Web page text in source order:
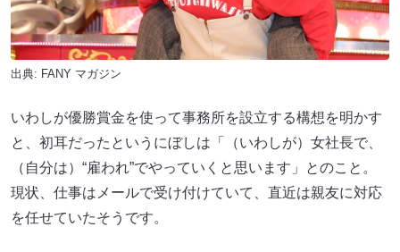
出典: FANY マガジン
いわしが優勝賞金を使って事務所を設立する構想を明かす
と、初耳だったというにぼしは「（いわしが）女社長で、
（自分は）“雇われ”でやっていくと思います」とのこと。
現状、仕事はメールで受け付けていて、直近は親友に対応
を任せていたそうです。